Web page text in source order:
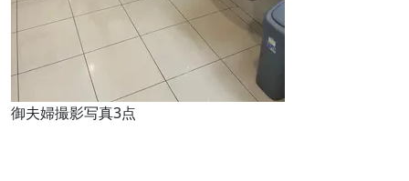
御夫婦撮影写真3点